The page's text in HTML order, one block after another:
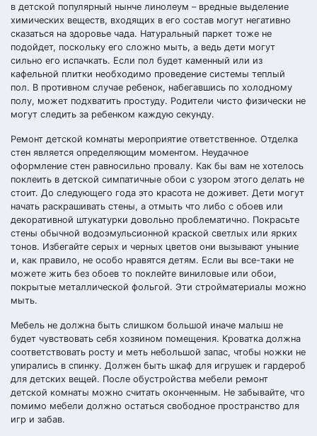
в детской популярный нынче линолеум – вредные выделение
химических веществ, входящих в его состав могут негативно
сказаться на здоровье чада. Натуральный паркет тоже не
подойдет, поскольку его сложно мыть, а ведь дети могут
сильно его испачкать. Если пол будет каменный или из
кафельной плитки необходимо проведение системы теплый
пол. В противном случае ребенок, набегавшись по холодному
полу, может подхватить простуду. Родители чисто физически не
могут следить за ребенком каждую секунду.
Ремонт детской комнаты мероприятие ответственное. Отделка
стен является определяющим моментом. Неудачное
оформление стен равносильно провалу. Как бы вам не хотелось
поклеить в детской симпатичные обои с узором этого делать не
стоит. До следующего года это красота не доживет. Дети могут
начать раскрашивать стены, а отмыть что либо с обоев или
декоративной штукатурки довольно проблематично. Покрасьте
стены обычной водоэмульсионной краской светлых или ярких
тонов. Избегайте серых и черных цветов они вызывают уныние
и, как правило, не особо нравятся детям. Если вы все-таки не
можете жить без обоев то поклейте виниловые или обои,
покрытые металлической фольгой. Эти стройматериалы можно
мыть.
Мебель не должна быть слишком большой иначе малыш не
будет чувствовать себя хозяином помещения. Кроватка должна
соответствовать росту и меть небольшой запас, чтобы ножки не
упирались в спинку. Должен быть шкаф для игрушек и гардероб
для детских вещей. После обустройства мебели ремонт
детской комнаты можно считать оконченным. Не забывайте, что
помимо мебели должно остаться свободное пространство для
игр и забав.